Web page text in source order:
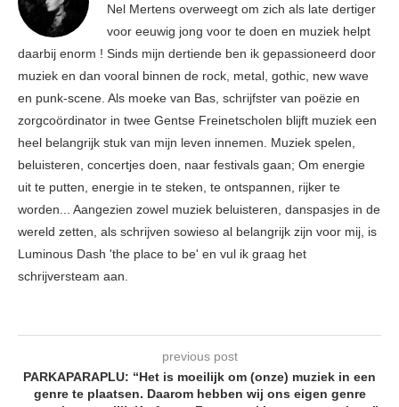
Nel Mertens overweegt om zich als late dertiger
voor eeuwig jong voor te doen en muziek helpt
daarbij enorm ! Sinds mijn dertiende ben ik gepassioneerd door
muziek en dan vooral binnen de rock, metal, gothic, new wave
en punk-scene. Als moeke van Bas, schrijfster van poëzie en
zorgcoördinator in twee Gentse Freinetscholen blijft muziek een
heel belangrijk stuk van mijn leven innemen. Muziek spelen,
beluisteren, concertjes doen, naar festivals gaan; Om energie
uit te putten, energie in te steken, te ontspannen, rijker te
worden... Aangezien zowel muziek beluisteren, danspasjes in de
wereld zetten, als schrijven sowieso al belangrijk zijn voor mij, is
Luminous Dash 'the place to be' en vul ik graag het
schrijversteam aan.
previous post
PARKAPARAPLU: “Het is moeilijk om (onze) muziek in een
genre te plaatsen. Daarom hebben wij ons eigen genre